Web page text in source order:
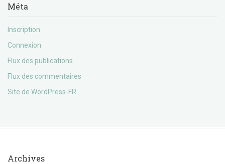
Méta
Inscription
Connexion
Flux des publications
Flux des commentaires
Site de WordPress-FR
Archives